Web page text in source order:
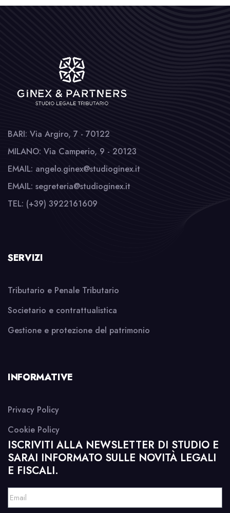
BARI: Via Argiro, 7 - 70122
MILANO: Via Camperio, 9 - 20123
EMAIL: angelo.ginex@studioginex.it
EMAIL: segreteria@studioginex.it
TEL: (+39) 3922161609
SERVIZI
Tributario e Penale Tributario
Societario e contrattualistica
Gestione e protezione del patrimonio
INFORMATIVE
Privacy Policy
Cookie Policy
ISCRIVITI ALLA NEWSLETTER DI STUDIO E
SARAI INFORMATO SULLE NOVITÀ LEGALI
E FISCALI.